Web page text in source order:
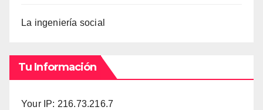
La ingeniería social
Tu Información
Your IP: 216.73.216.7